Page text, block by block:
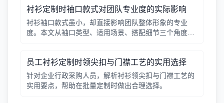
衬衫定制时袖口款式对团队专业度的实际影响
衬衫袖口款式虽小，却直接影响团队整体形象的专业
度。本文从袖口类型、适用场景、搭配细节三个角度，
员工衬衫定制时领尖扣与门襟工艺的实用选择
针对企业行政采购人员，解析衬衫领尖扣与门襟工艺的
实用要点，帮助在批量定制时做出合理选择。